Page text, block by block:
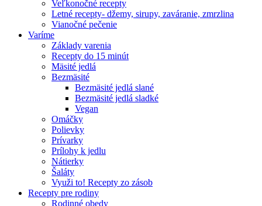
Veľkonočné recepty
Letné recepty- džemy, sirupy, zaváranie, zmrzlina
Vianočné pečenie
Varíme
Základy varenia
Recepty do 15 minút
Mäsité jedlá
Bezmäsité
Bezmäsité jedlá slané
Bezmäsité jedlá sladké
Vegan
Omáčky
Polievky
Prívarky
Prílohy k jedlu
Nátierky
Šaláty
Využi to! Recepty zo zásob
Recepty pre rodiny
Rodinné obedy